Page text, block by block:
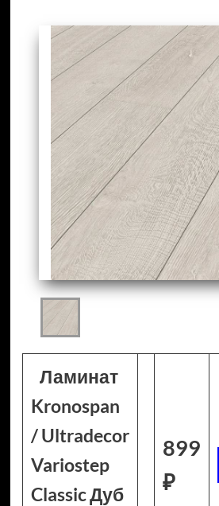
Ламинат
Kronospan
/ Ultradecor
Variostep
Classic Дуб
899
₽